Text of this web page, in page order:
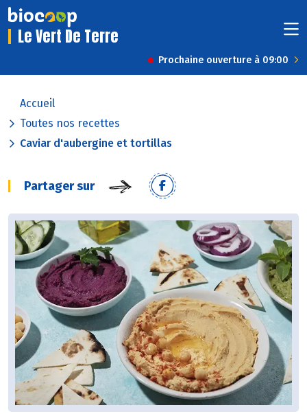
Le Vert De Terre
Prochaine ouverture à 09:00
Accueil
Toutes nos recettes
Caviar d'aubergine et tortillas
Partager sur